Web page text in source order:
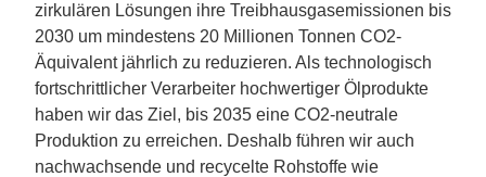
zirkulären Lösungen ihre Treibhausgasemissionen bis
2030 um mindestens 20 Millionen Tonnen CO2-
Äquivalent jährlich zu reduzieren. Als technologisch
fortschrittlicher Verarbeiter hochwertiger Ölprodukte
haben wir das Ziel, bis 2035 eine CO2-neutrale
Produktion zu erreichen. Deshalb führen wir auch
nachwachsende und recycelte Rohstoffe wie